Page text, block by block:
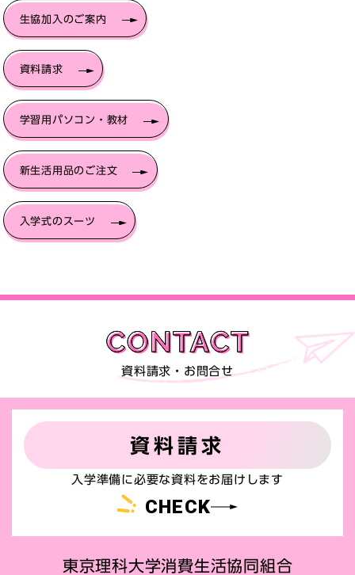
生協加入のご案内
資料請求
学習用パソコン・教材
新生活用品のご注文
入学式のスーツ
資料請求・お問合せ
資料請求
入学準備に必要な資料をお届けします
CHECK
東京理科大学消費生活協同組合